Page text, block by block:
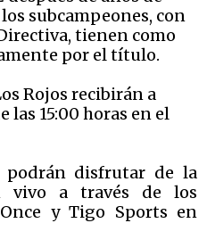
subcampeones, con
tienen como
por el título.
Rojos recibirán a
las 15:00 horas en el
podrán disfrutar de la
vivo a través de los
y Tigo Sports en